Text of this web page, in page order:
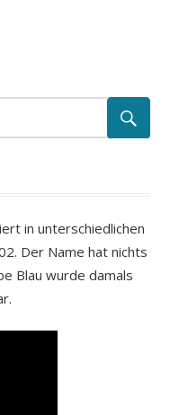
in unterschiedlichen
Der Name hat nichts
Blau wurde damals